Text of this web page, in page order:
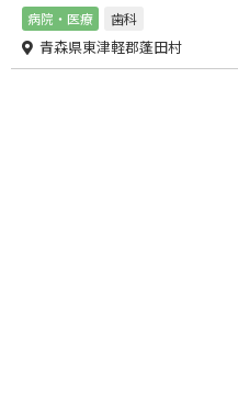
病院・医療 歯科
青森県東津軽郡蓬田村